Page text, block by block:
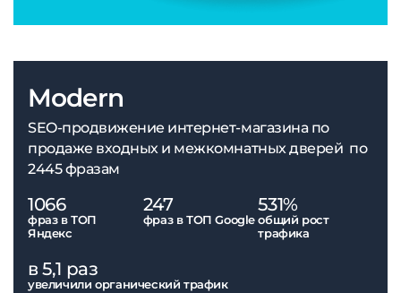
Modern
SEO-продвижение интернет-магазина по
продаже входных и межкомнатных дверей по
2445 фразам
1066
фраз в ТОП
Яндекс
247
фраз в ТОП Google
531%
общий рост
трафика
в 5,1 раз
увеличили органический трафик